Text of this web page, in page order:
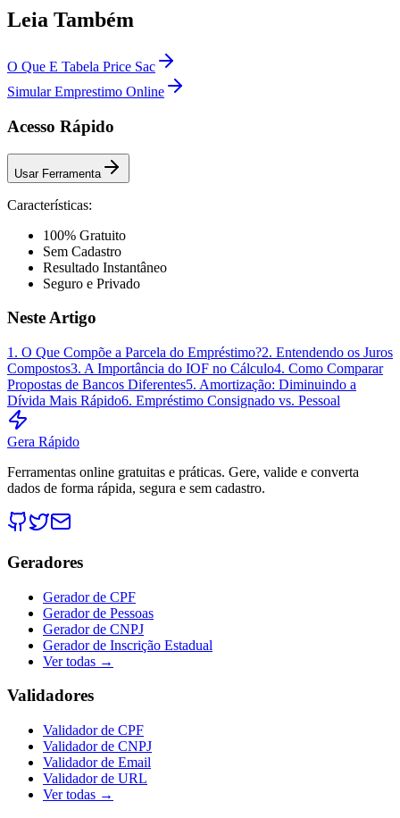
Leia Também
O Que E Tabela Price Sac
Simular Emprestimo Online
Acesso Rápido
Usar Ferramenta
Características:
100% Gratuito
Sem Cadastro
Resultado Instantâneo
Seguro e Privado
Neste Artigo
1. O Que Compõe a Parcela do Empréstimo?2. Entendendo os Juros
Compostos3. A Importância do IOF no Cálculo4. Como Comparar
Propostas de Bancos Diferentes5. Amortização: Diminuindo a
Dívida Mais Rápido6. Empréstimo Consignado vs. Pessoal
Gera Rápido
Ferramentas online gratuitas e práticas. Gere, valide e converta
dados de forma rápida, segura e sem cadastro.
Geradores
Gerador de CPF
Gerador de Pessoas
Gerador de CNPJ
Gerador de Inscrição Estadual
Ver todas →
Validadores
Validador de CPF
Validador de CNPJ
Validador de Email
Validador de URL
Ver todas →